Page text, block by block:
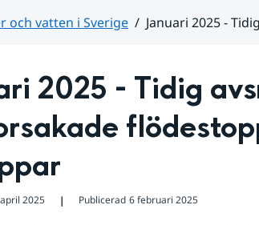
och vatten i Sverige
Januari 2025 -
2025 - Tidig
2025 ❘ Publicerad 6 februari 2025